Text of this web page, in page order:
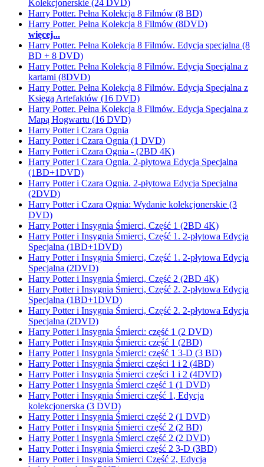
Kolekcjonerskie (24 DVD)
Harry Potter. Pełna Kolekcja 8 Filmów (8 BD)
Harry Potter. Pełna Kolekcja 8 Filmów (8DVD)
więcej...
Harry Potter. Pełna Kolekcja 8 Filmów. Edycja specjalna (8
BD + 8 DVD)
Harry Potter. Pełna Kolekcja 8 Filmów. Edycja Specjalna z
kartami (8DVD)
Harry Potter. Pełna Kolekcja 8 Filmów. Edycja Specjalna z
Księgą Artefaktów (16 DVD)
Harry Potter. Pełna Kolekcja 8 Filmów. Edycja Specjalna z
Mapą Hogwartu (16 DVD)
Harry Potter i Czara Ognia
Harry Potter i Czara Ognia (1 DVD)
Harry Potter i Czara Ognia - (2BD 4K)
Harry Potter i Czara Ognia. 2-płytowa Edycja Specjalna
(1BD+1DVD)
Harry Potter i Czara Ognia. 2-płytowa Edycja Specjalna
(2DVD)
Harry Potter i Czara Ognia: Wydanie kolekcjonerskie (3
DVD)
Harry Potter i Insygnia Śmierci, Część 1 (2BD 4K)
Harry Potter i Insygnia Śmierci, Część 1. 2-płytowa Edycja
Specjalna (1BD+1DVD)
Harry Potter i Insygnia Śmierci, Część 1. 2-płytowa Edycja
Specjalna (2DVD)
Harry Potter i Insygnia Śmierci, Część 2 (2BD 4K)
Harry Potter i Insygnia Śmierci, Część 2. 2-płytowa Edycja
Specjalna (1BD+1DVD)
Harry Potter i Insygnia Śmierci, Część 2. 2-płytowa Edycja
Specjalna (2DVD)
Harry Potter i Insygnia Śmierci: część 1 (2 DVD)
Harry Potter i Insygnia Śmierci: część 1 (2BD)
Harry Potter i Insygnia Śmierci: część 1 3-D (3 BD)
Harry Potter i Insygnia Śmierci części 1 i 2 (4BD)
Harry Potter i Insygnia Śmierci części 1 i 2 (4DVD)
Harry Potter i Insygnia Śmierci część 1 (1 DVD)
Harry Potter i Insygnia Śmierci część 1, Edycja
kolekcjonerska (3 DVD)
Harry Potter i Insygnia Śmierci część 2 (1 DVD)
Harry Potter i Insygnia Śmierci część 2 (2 BD)
Harry Potter i Insygnia Śmierci część 2 (2 DVD)
Harry Potter i Insygnia Śmierci część 2 3-D (3BD)
Harry Potter i Insygnia Śmierci Część 2, Edycja